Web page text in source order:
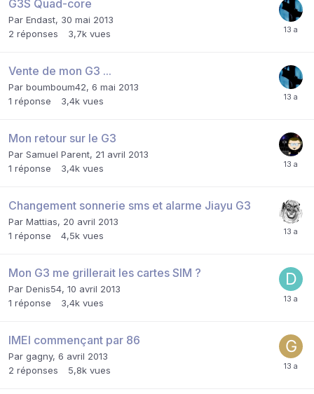
G3S Quad-core
Par Endast, 30 mai 2013
2 réponses 3,7k vues
Vente de mon G3 ...
Par boumboum42, 6 mai 2013
1 réponse 3,4k vues
Mon retour sur le G3
Par Samuel Parent, 21 avril 2013
1 réponse 3,4k vues
Changement sonnerie sms et alarme Jiayu G3
Par Mattias, 20 avril 2013
1 réponse 4,5k vues
Mon G3 me grillerait les cartes SIM ?
Par Denis54, 10 avril 2013
1 réponse 3,4k vues
IMEI commençant par 86
Par gagny, 6 avril 2013
2 réponses 5,8k vues